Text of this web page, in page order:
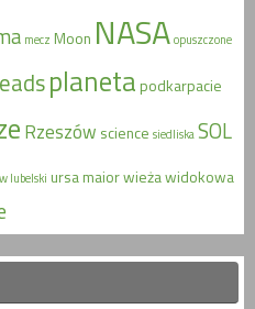
mecz Moon NASAopuszczone
planetapodkarpacie
Rzeszów science siedliskaSOL
lubelski ursa maiorwieża widokowa